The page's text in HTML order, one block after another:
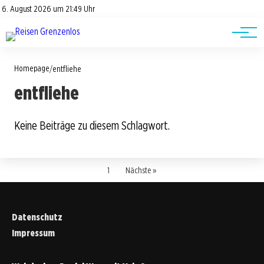
6. August 2026 um 21:49 Uhr
Datenschutz
Road Trips
Reisetipps
Homepage/entfliehe
entfliehe
Keine Beiträge zu diesem Schlagwort.
1 Nächste »
Datenschutz
Impressum